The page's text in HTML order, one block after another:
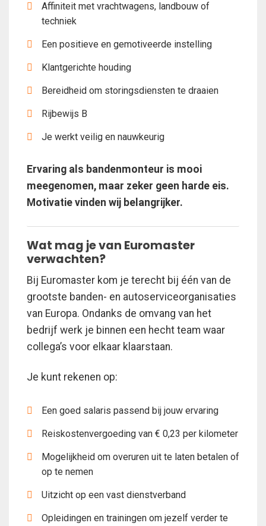
Affiniteit met vrachtwagens, landbouw of
techniek
Een positieve en gemotiveerde instelling
Klantgerichte houding
Bereidheid om storingsdiensten te draaien
Rijbewijs B
Je werkt veilig en nauwkeurig
Ervaring als bandenmonteur is mooi
meegenomen, maar zeker geen harde eis.
Motivatie vinden wij belangrijker.
Wat mag je van Euromaster
verwachten?
Bij Euromaster kom je terecht bij één van de
grootste banden- en autoserviceorganisaties
van Europa. Ondanks de omvang van het
bedrijf werk je binnen een hecht team waar
collega’s voor elkaar klaarstaan.
Je kunt rekenen op:
Een goed salaris passend bij jouw ervaring
Reiskostenvergoeding van € 0,23 per kilometer
Mogelijkheid om overuren uit te laten betalen of
op te nemen
Uitzicht op een vast dienstverband
Opleidingen en trainingen om jezelf verder te